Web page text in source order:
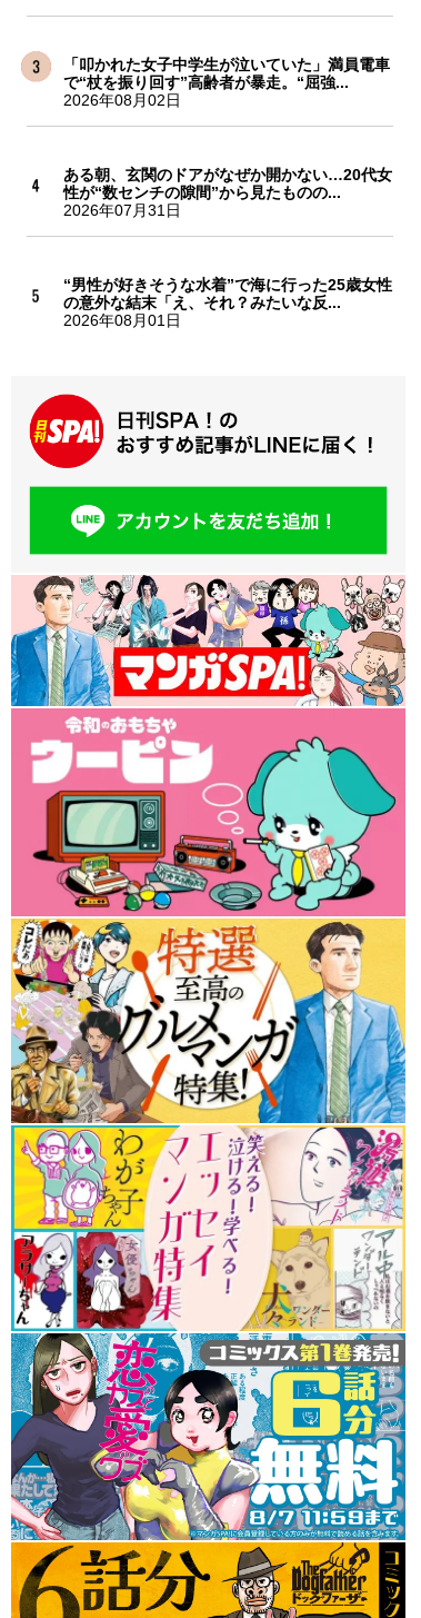
「叩かれた女子中学生が泣いていた」満員電車
で“杖を振り回す”高齢者が暴走。“屈強...
2026年08月02日
ある朝、玄関のドアがなぜか開かない…20代女
性が“数センチの隙間”から見たものの...
2026年07月31日
“男性が好きそうな水着”で海に行った25歳女性
の意外な結末「え、それ？みたいな反...
2026年08月01日